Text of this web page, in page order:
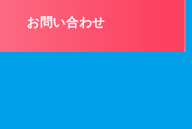
お問い合わせ